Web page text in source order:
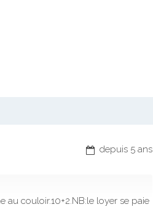
depuis 5 ans
couloir.10+2.NB:le loyer se paie